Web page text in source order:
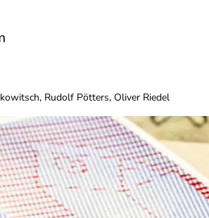
Rudolf Pötters, Oliver Riedel